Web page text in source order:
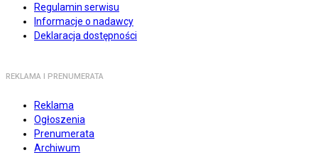
Regulamin serwisu
Informacje o nadawcy
Deklaracja dostępności
REKLAMA I PRENUMERATA
Reklama
Ogłoszenia
Prenumerata
Archiwum